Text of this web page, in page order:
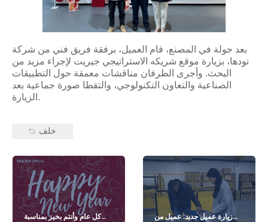
بعد جولة في المصنع، قام العميل، برفقة فريق فني من شركة
نودها، بزيارة موقع شريكه الاستراتيجي جيريت لإجراء مزيد من
البحث. وأجرى الطرفان مناقشات معمقة حول التطبيقات
الصناعية والتعاون التكنولوجي، والتقطا صورة جماعية بعد
الزيارة.
خلف
كل عام وأنتم بخير بمناسبة
زيارة عميل جديد: عميل من